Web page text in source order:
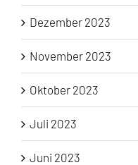
Dezember 2023
November 2023
Oktober 2023
Juli 2023
Juni 2023